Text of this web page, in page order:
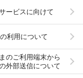
ービスに向けて
利用について
のご利用端末から
外部送信について